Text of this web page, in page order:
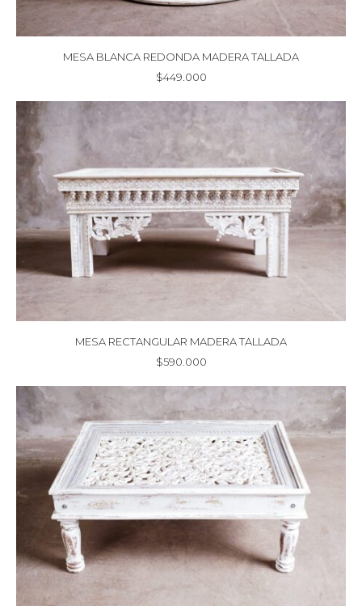
MESA BLANCA REDONDA MADERA TALLADA
$449.000
MESA RECTANGULAR MADERA TALLADA
$590.000